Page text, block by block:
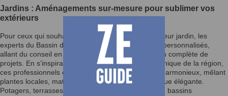
Jardins : Aménagements sur-mesure pour sublimer vos
extérieurs
Pour ceux qui souhaitent aménager ou réinventer leur jardin, les
experts du Bassin d’Arcachon offrent des services personnalisés,
allant du conseil en design paysager à la réalisation complète de
projets. En s’inspirant de l’environnement naturel unique de la région,
ces professionnels créent des espaces extérieurs harmonieux, mêlant
plantes locales, matériaux durables et une esthétique élégante.
Potagers, terrasses végétalisées, massifs fleuris ou bassins